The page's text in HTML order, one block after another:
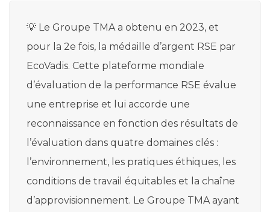
💡 Le Groupe TMA a obtenu en 2023, et
pour la 2e fois, la médaille d’argent RSE par
EcoVadis. Cette plateforme mondiale
d’évaluation de la performance RSE évalue
une entreprise et lui accorde une
reconnaissance en fonction des résultats de
l’évaluation dans quatre domaines clés :
l’environnement, les pratiques éthiques, les
conditions de travail équitables et la chaîne
d’approvisionnement. Le Groupe TMA ayant